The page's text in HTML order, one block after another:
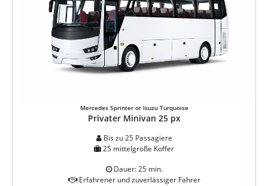
Mercedes Sprinter or Isuzu Turquoise
Privater Minivan 25 px
Bis zu 25 Passagiere
25 mittelgroße Koffer
Dauer: 25 min.
Erfahrener und zuverlässiger Fahrer